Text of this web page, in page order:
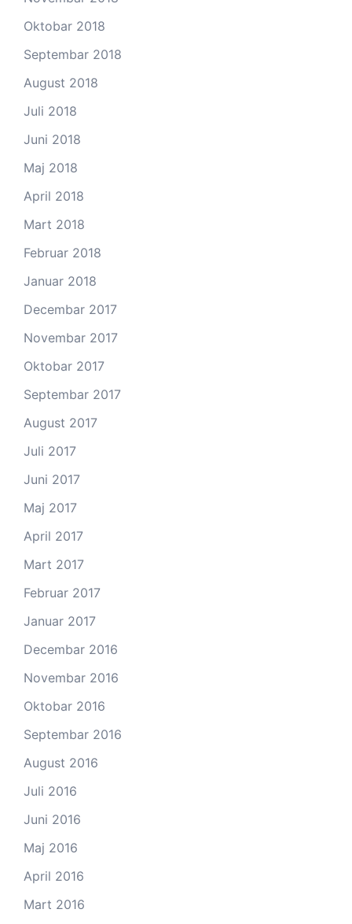
Oktobar 2018
Septembar 2018
August 2018
Juli 2018
Juni 2018
Maj 2018
April 2018
Mart 2018
Februar 2018
Januar 2018
Decembar 2017
Novembar 2017
Oktobar 2017
Septembar 2017
August 2017
Juli 2017
Juni 2017
Maj 2017
April 2017
Mart 2017
Februar 2017
Januar 2017
Decembar 2016
Novembar 2016
Oktobar 2016
Septembar 2016
August 2016
Juli 2016
Juni 2016
Maj 2016
April 2016
Mart 2016